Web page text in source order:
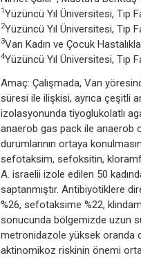
1 Yüzüncü Yıl Üniversitesi, Tıp
2Yüzüncü Yıl Üniversitesi, Tıp
3Van Kadın ve Çocuk
4Yüzüncü Yıl Üniversitesi, Tıp
Amaç: Çalışmada, Van
süresi ile ilişkisi, ayrıca çeşitli
izolasyonunda tiyoglukolatlı
anaerob gas pack ile anaerob
durumlarının ortaya
sefotaksim, sefoksitin,
A. israelii izole edilen 50
saptanmıştır. Antibiyotiklere
%26, sefotaksime %22,
sonucunda bölgemizde uzun
metronidazole yüksek oranda
aktinomikoz riskinin önemi